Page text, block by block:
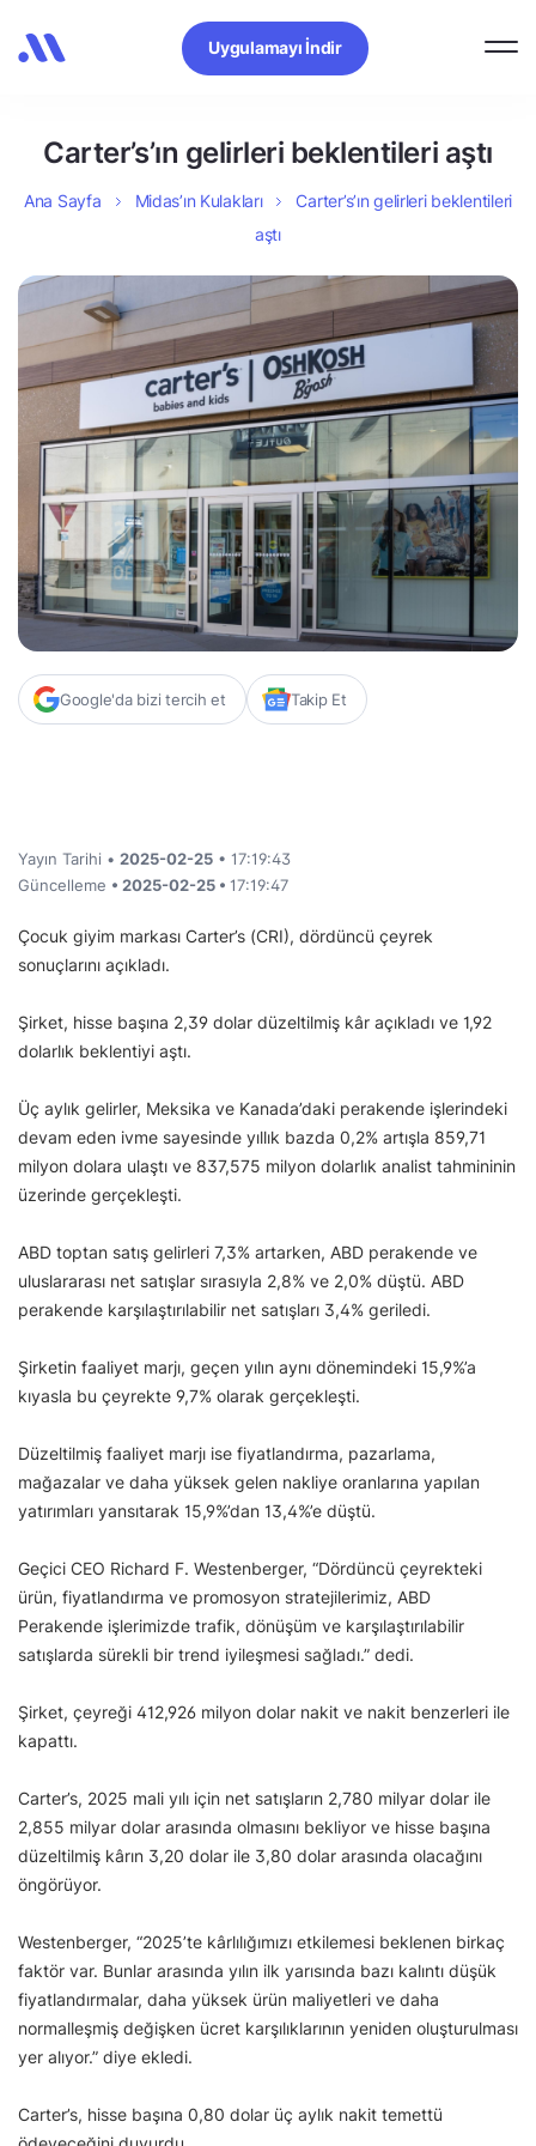
Uygulamayı İndir
Carter’s’ın gelirleri beklentileri aştı
Ana Sayfa Midas’ın Kulakları
Carter’s’ın gelirleri beklentileri
aştı
Google'da bizi tercih et Takip Et
Yayın Tarihi • 2025-02-25 • 17:19:43
Güncelleme • 2025-02-25 • 17:19:47
Çocuk giyim markası Carter’s (CRI), dördüncü çeyrek
sonuçlarını açıkladı.
Şirket, hisse başına 2,39 dolar düzeltilmiş kâr açıkladı ve 1,92
dolarlık beklentiyi aştı.
Üç aylık gelirler, Meksika ve Kanada’daki perakende işlerindeki
devam eden ivme sayesinde yıllık bazda 0,2% artışla 859,71
milyon dolara ulaştı ve 837,575 milyon dolarlık analist tahmininin
üzerinde gerçekleşti.
ABD toptan satış gelirleri 7,3% artarken, ABD perakende ve
uluslararası net satışlar sırasıyla 2,8% ve 2,0% düştü. ABD
perakende karşılaştırılabilir net satışları 3,4% geriledi.
Şirketin faaliyet marjı, geçen yılın aynı dönemindeki 15,9%’a
kıyasla bu çeyrekte 9,7% olarak gerçekleşti.
Düzeltilmiş faaliyet marjı ise fiyatlandırma, pazarlama,
mağazalar ve daha yüksek gelen nakliye oranlarına yapılan
yatırımları yansıtarak 15,9%’dan 13,4%’e düştü.
Geçici CEO Richard F. Westenberger, “Dördüncü çeyrekteki
ürün, fiyatlandırma ve promosyon stratejilerimiz, ABD
Perakende işlerimizde trafik, dönüşüm ve karşılaştırılabilir
satışlarda sürekli bir trend iyileşmesi sağladı.” dedi.
Şirket, çeyreği 412,926 milyon dolar nakit ve nakit benzerleri ile
kapattı.
Carter’s, 2025 mali yılı için net satışların 2,780 milyar dolar ile
2,855 milyar dolar arasında olmasını bekliyor ve hisse başına
düzeltilmiş kârın 3,20 dolar ile 3,80 dolar arasında olacağını
öngörüyor.
Westenberger, “2025’te kârlılığımızı etkilemesi beklenen birkaç
faktör var. Bunlar arasında yılın ilk yarısında bazı kalıntı düşük
fiyatlandırmalar, daha yüksek ürün maliyetleri ve daha
normalleşmiş değişken ücret karşılıklarının yeniden oluşturulması
yer alıyor.” diye ekledi.
Carter’s, hisse başına 0,80 dolar üç aylık nakit temettü